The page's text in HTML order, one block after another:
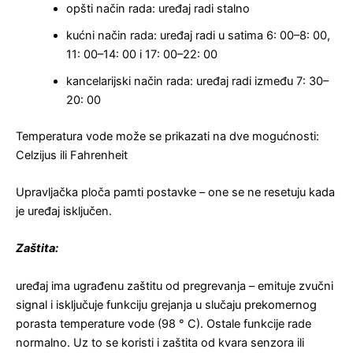
opšti način rada: uređaj radi stalno
kućni način rada: uređaj radi u satima 6: 00–8: 00,
11: 00–14: 00 i 17: 00–22: 00
kancelarijski način rada: uređaj radi između 7: 30–
20: 00
Temperatura vode može se prikazati na dve mogućnosti:
Celzijus ili Fahrenheit
Upravljačka ploča pamti postavke – one se ne resetuju kada
je uređaj isključen.
Zaštita:
uređaj ima ugrađenu zaštitu od pregrevanja – emituje zvučni
signal i isključuje funkciju grejanja u slučaju prekomernog
porasta temperature vode (98 ° C). Ostale funkcije rade
normalno. Uz to se koristi i zaštita od kvara senzora ili